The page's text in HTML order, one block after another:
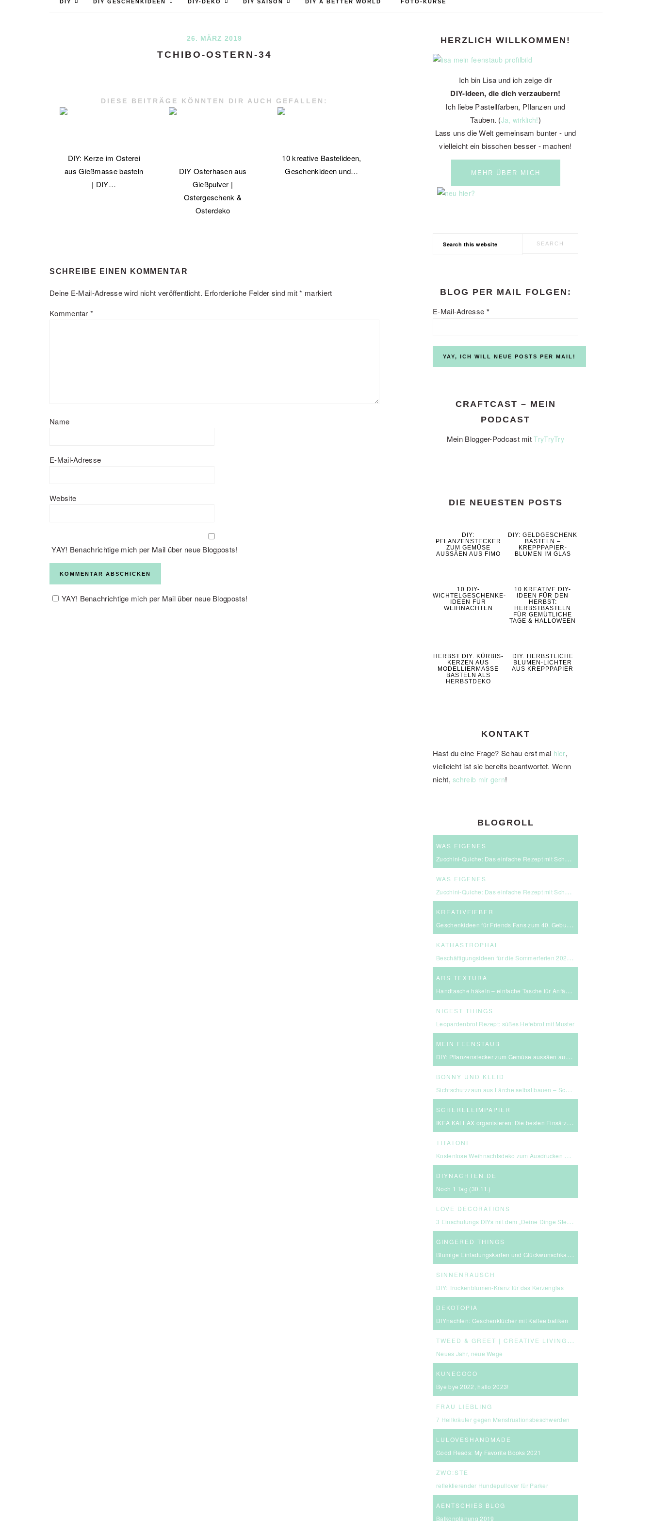
DIY DIY GESCHENKIDEEN DIY-DEKO DIY SAISON DIY A BETTER WORLD FOTO-KURSE
26. MÄRZ 2019
TCHIBO-OSTERN-34
DIESE BEITRÄGE KÖNNTEN DIR AUCH GEFALLEN:
DIY: Kerze im Osterei
aus Gießmasse basteln
| DIY…
DIY Osterhasen aus
Gießpulver |
Ostergeschenk &
Osterdeko
10 kreative Bastelideen,
Geschenkideen und…
INTERACTIONS
SCHREIBE EINEN KOMMENTAR
Deine E-Mail-Adresse wird nicht veröffentlicht. Erforderliche Felder sind mit* markiert
Kommentar*
Name
E-Mail-Adresse
Website
YAY! Benachrichtige mich per Mail über neue Blogposts!
YAY! Benachrichtige mich per Mail über neue Blogposts!
PRIMARY
SIDEBAR
HERZLICH WILLKOMMEN!
Ich bin Lisa und ich zeige dir
DIY-Ideen, die dich verzaubern!
Ich liebe Pastellfarben, Pflanzen und
Tauben. (Ja, wirklich!)
Lass uns die Welt gemeinsam bunter - und
vielleicht ein bisschen besser - machen!
MEHR ÜBER MICH
BLOG PER MAIL FOLGEN:
E-Mail-Adresse *
CRAFTCAST – MEIN
PODCAST
Mein Blogger-Podcast mitTryTryTry
DIE NEUESTEN POSTS
DIY:
PFLANZENSTECKER
ZUM GEMÜSE
AUSSÄEN AUS FIMO
DIY: GELDGESCHENK
BASTELN –
KREPPPAPIER-
BLUMEN IM GLAS
10 DIY-
WICHTELGESCHENKE-
IDEEN FÜR
WEIHNACHTEN
10 KREATIVE DIY-
IDEEN FÜR DEN
HERBST:
HERBSTBASTELN
FÜR GEMÜTLICHE
TAGE & HALLOWEEN
HERBST DIY: KÜRBIS-
KERZEN AUS
MODELLIERMASSE
BASTELN ALS
HERBSTDEKO
DIY: HERBSTLICHE
BLUMEN-LICHTER
AUS KREPPPAPIER
KONTAKT
Hast du eine Frage? Schau erst mal hier,
vielleicht ist sie bereits beantwortet. Wenn
nicht,schreib mir gern!
BLOGROLL
WAS EIGENES
Zucchini-Quiche: Das einfache Rezept mit Schmand & Kirschtomaten
WAS EIGENES
Zucchini-Quiche: Das einfache Rezept mit Schmand & Kirschtomaten
KREATIVFIEBER
Geschenkideen für Friends Fans zum 40. Geburtstag
KATHASTROPHAL
Beschäftigungsideen für die Sommerferien 2026 – in Ludwigsburg, Stuttgart & Umgebung
ARS TEXTURA
Handtasche häkeln – einfache Tasche für Anfängerinnen
NICEST THINGS
Leopardenbrot Rezept: süßes Hefebrot mit Muster
MEIN FEENSTAUB
DIY: Pflanzenstecker zum Gemüse aussäen aus FIMO
BONNY UND KLEID
Sichtschutzzaun aus Lärche selbst bauen – Schritt-für-Schritt-Anleitung & Kosten
SCHERELEIMPAPIER
IKEA KALLAX organisieren: Die besten Einsätze für mehr Ordnung
TITATONI
Kostenlose Weihnachtsdeko zum Ausdrucken – eine kleine Girlande für euer Zuhause ☆
DIYNACHTEN.DE
Noch 1 Tag (30.11.)
LOVE DECORATIONS
3 Einschulungs DIYs mit dem „Deine Dinge Stempel – School Edition“ #BackToSchool + Gewinnspiel
GINGERED THINGS
Blumige Einladungskarten und Glückwunschkarten von Send a Smile
SINNENRAUSCH
DIY: Trockenblumen-Kranz für das Kerzenglas
DEKOTOPIA
DIYnachten: Geschenktücher mit Kaffee batiken
T
WEED & GREET | CREATIVE LIVING & BOLD CHOICES
Neues Jahr, neue Wege
KUNECOCO
Bye bye 2022, hallo 2023!
FRAU LIEBLING
7 Heilkräuter gegen Menstruationsbeschwerden
LULOVESHANDMADE
Good Reads: My Favorite Books 2021
ZWO:STE
reflektierender Hundepullover für Parker
AENTSCHIES BLOG
Balkonplanung 2019